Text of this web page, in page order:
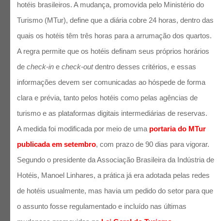
hotéis brasileiros. A mudança, promovida pelo Ministério do
Turismo (MTur), define que a diária cobre 24 horas, dentro das
quais os hotéis têm três horas para a arrumação dos quartos.
A regra permite que os hotéis definam seus próprios horários
decheck-in echeck-outdentro desses critérios, e essas
informações devem ser comunicadas ao hóspede de forma
clara e prévia, tanto pelos hotéis como pelas agências de
turismo e as plataformas digitais intermediárias de reservas.
A medida foi modificada por meio de uma portaria do MTur
publicada em setembro, com prazo de 90 dias para vigorar.
Segundo o presidente da Associação Brasileira da Indústria de
Hotéis, Manoel Linhares, a prática já era adotada pelas redes
de hotéis usualmente, mas havia um pedido do setor para que
o assunto fosse regulamentado e incluído nas últimas